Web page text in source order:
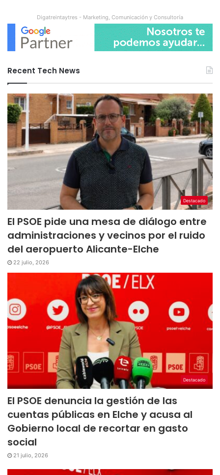
Digatreintaytres - Marketing, Comunicación y Consultoría
Recent Tech News
Destacado
El PSOE pide una mesa de diálogo entre
administraciones y vecinos por el ruido
del aeropuerto Alicante-Elche
22 julio, 2026
Destacado
El PSOE denuncia la gestión de las
cuentas públicas en Elche y acusa al
Gobierno local de recortar en gasto
social
21 julio, 2026